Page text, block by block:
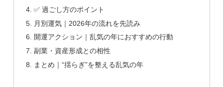
✅ 過ごし方のポイント
月別運気｜2026年の流れを先読み
開運アクション｜乱気の年におすすめの行動
副業・資産形成との相性
まとめ｜“揺らぎ”を整える乱気の年